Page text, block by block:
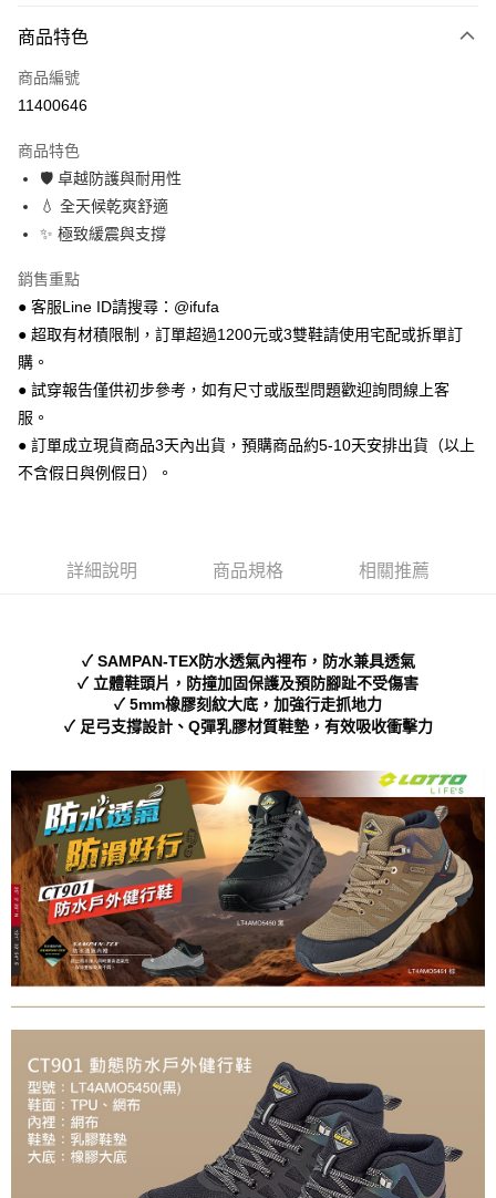
LINE Pay
Apple Pay
悠遊付
Google Pay
全盈+PAY
AFTEE先享後付
相關說明
【關於「AFTEE先享後付」】
AFTEE先享後付是「在收到商品之後才付款」的支付方式。 讓您購物簡單
１．簡單：不需註冊會員、不需綁卡、不需儲值。
２．便利：只要手機號碼，簡訊認證，即可結帳。
３．安心：先確認商品／服務後，再付款。
【「AFTEE先享後付」結帳流程】
ATM／網路銀行／等多元方式進行付款，方視為交易完成。
※ 交易是否成功請以「AFTEE先享後付 」之結帳頁面顯示為準，若有關於
是否繳費成功／繳費後需取消欲退款等相關疑問，請聯繫「AFTEE先享後付
客戶支援中心」https://netprotections.freshdesk.com/support/home
【注意事項】
易，需依本服務之必要範圍內提供個人資料，並將交易相關給付款項請求債
權轉讓予恩沛科技股份有限公司。
２．關於個人資料處理事宜，請瀏覽以下網址：
https://aftee.tw/terms/#terms3
３．未成年的使用者請事先徵得法定代理人或監護人之同意方可使用
「AFTEE先享後付」，若未經同意申辦者引起之損失，本公司不負相關責
任。
４．使用「AFTEE先享後付」時，將依據個別帳號之用戶狀況，依本公司即
時審查核予不同之上限額度；若仍有額度不足之情形，本公司將視審查結果
請求用戶進行身份認證。
５．嚴禁一人註冊多個帳號或使用他人資訊註冊。若發現惡意使用之情形，
ATM付款
全家 取貨付款
每筆NT$70，滿NT$999(含以上)免運費
7-11 取貨付款
付款後 7-11取貨
每筆NT$70，滿NT$999(含以上)免運費
新竹物流宅配
海外宅配 查看運費
商品特色
商品編號
11400646
商品特色
🛡️ 卓越防護與耐用性
💧 全天候乾爽舒適
✨ 極致緩震與支撐
銷售重點
● 客服Line ID請搜尋：@ifufa
● 超取有材積限制，訂單超過1200元或3雙鞋請使用宅配或拆單訂
購。
● 試穿報告僅供初步參考，如有尺寸或版型問題歡迎詢問線上客
服。
● 訂單成立現貨商品3天內出貨，預購商品約5-10天安排出貨（以上
不含假日與例假日）。
詳細說明 商品規格 相關推薦
✓ SAMPAN-TEX防水透氣內裡布，防水兼具透氣
✓ 立體鞋頭片，防撞加固保護及預防腳趾不受傷害
✓ 5mm橡膠刻紋大底，加強行走抓地力
✓ 足弓支撐設計、Q彈乳膠材質鞋墊，有效吸收衝擊力